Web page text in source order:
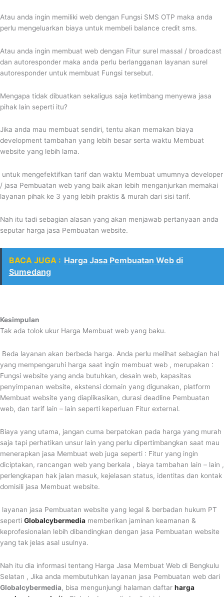
Atau anda ingin memiliki web dengan Fungsi SMS OTP maka anda
perlu mengeluarkan biaya untuk membeli balance credit sms.
Atau anda ingin membuat web dengan Fitur surel massal / broadcast
dan autoresponder maka anda perlu berlangganan layanan surel
autoresponder untuk membuat Fungsi tersebut.
Mengapa tidak dibuatkan sekaligus saja ketimbang menyewa jasa
pihak lain seperti itu?
Jika anda mau membuat sendiri, tentu akan memakan biaya
development tambahan yang lebih besar serta waktu Membuat
website yang lebih lama.
untuk mengefektifkan tarif dan waktu Membuat umumnya developer
/ jasa Pembuatan web yang baik akan lebih menganjurkan memakai
layanan pihak ke 3 yang lebih praktis & murah dari sisi tarif.
Nah itu tadi sebagian alasan yang akan menjawab pertanyaan anda
seputar harga jasa Pembuatan website.
BACA JUGA : Harga Jasa Pembuatan Web di
Sumedang
Kesimpulan
Tak ada tolok ukur Harga Membuat web yang baku.
Beda layanan akan berbeda harga. Anda perlu melihat sebagian hal
yang mempengaruhi harga saat ingin membuat web , merupakan :
Fungsi website yang anda butuhkan, desain web, kapasitas
penyimpanan website, ekstensi domain yang digunakan, platform
Membuat website yang diaplikasikan, durasi deadline Pembuatan
web, dan tarif lain – lain seperti keperluan Fitur external.
Biaya yang utama, jangan cuma berpatokan pada harga yang murah
saja tapi perhatikan unsur lain yang perlu dipertimbangkan saat mau
menerapkan jasa Membuat web juga seperti : Fitur yang ingin
diciptakan, rancangan web yang berkala , biaya tambahan lain – lain ,
perlengkapan hak jalan masuk, kejelasan status, identitas dan kontak
domisili jasa Membuat website.
layanan jasa Pembuatan website yang legal & berbadan hukum PT
seperti Globalcybermedia memberikan jaminan keamanan &
keprofesionalan lebih dibandingkan dengan jasa Pembuatan website
yang tak jelas asal usulnya.
Nah itu dia informasi tentang Harga Jasa Membuat Web di Bengkulu
Selatan , Jika anda membutuhkan layanan jasa Pembuatan web dari
Globalcybermedia, bisa mengunjungi halaman daftar harga